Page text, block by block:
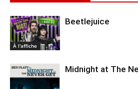
À l'affiche
Beetlejuice
Midnight at The